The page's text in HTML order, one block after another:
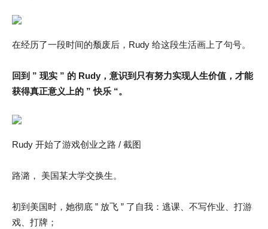
在经历了一段时间的颓废后，Rudy 给这段生活画上了句号。
回到 ” 现实 ” 的 Rudy，意识到只有努力实现人生价值，才能
获得真正意义上的 ” 快乐 “。
Rudy 开始了游戏创业之路 / 截图
路潞， 美国某大学交换生。
初到美国时，她彻底 ” 放飞 ” 了自我：逃课、不写作业、打游
戏、打牌；